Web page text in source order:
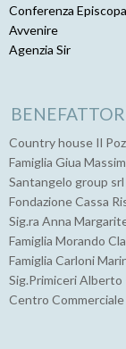
Conferenza
Avvenire
Agenzia Sir
Country house Il
Famiglia Giua
Santangelo group
Fondazione Cassa
Sig.ra Anna
Famiglia Morando
Famiglia Carloni
Sig.Primiceri Alberto
Centro